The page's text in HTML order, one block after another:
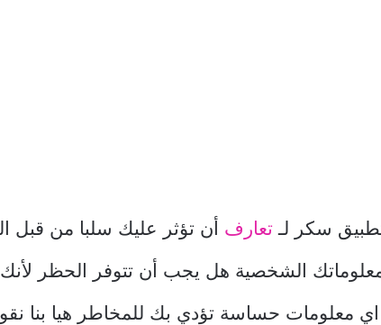
سكر لـتعارف أن تؤثر عليك سلبا من
الشخصية هل يجب أن تتوفر الحظر
معلومات حساسة تؤدي بك للمخاطر هيا بنا